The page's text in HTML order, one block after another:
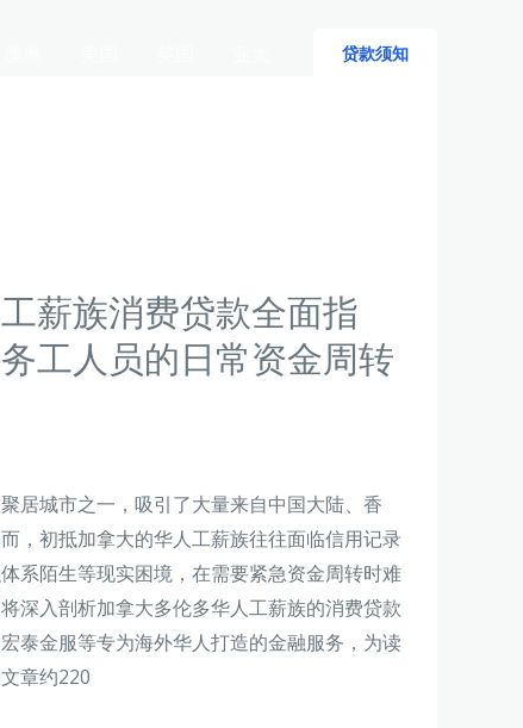
贷款须知
薪族消费贷款全面指
工人员的日常资金周转
居城市之一，吸引了大量来自中国大陆、香
，初抵加拿大的华人工薪族往往面临信用记录
系陌生等现实困境，在需要紧急资金周转时难
深入剖析加拿大多伦多华人工薪族的消费贷款
泰金服等专为海外华人打造的金融服务，为读
章约220